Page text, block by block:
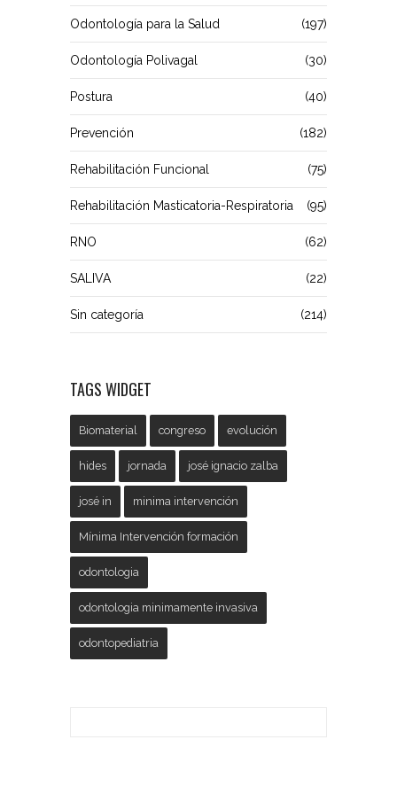
Odontología para la Salud (197)
Odontología Polivagal (30)
Postura (40)
Prevención (182)
Rehabilitación Funcional (75)
Rehabilitación Masticatoria-Respiratoria (95)
RNO (62)
SALIVA (22)
Sin categoría (214)
TAGS WIDGET
Biomaterial congreso evolución
hides jornada josé ignacio zalba
josé in minima intervención
Mínima Intervención formación
odontologia
odontologia minimamente invasiva
odontopediatria